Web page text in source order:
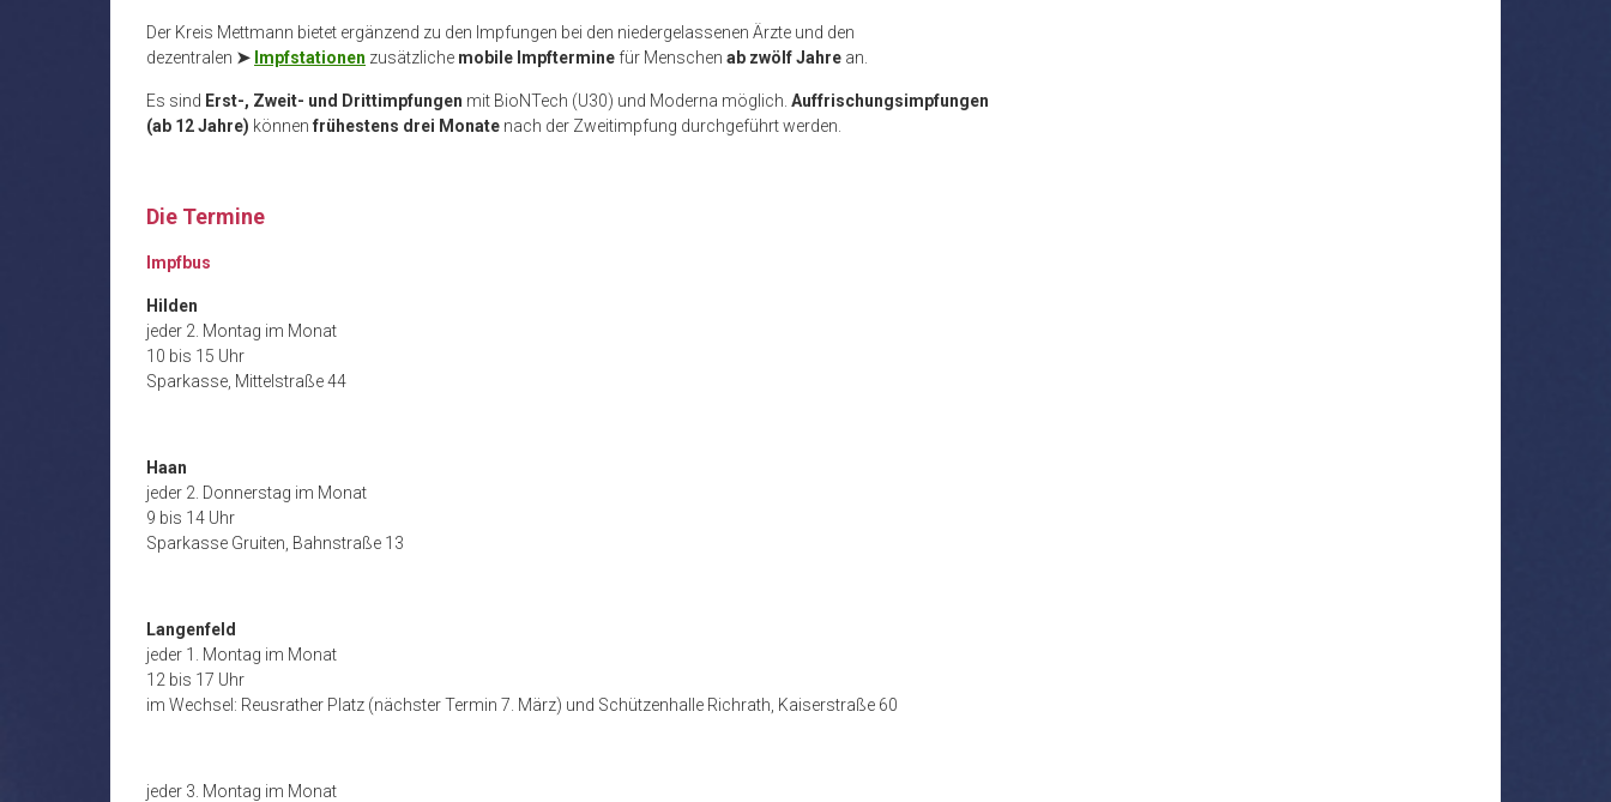
Der Kreis Mettmann bietet ergänzend zu den Impfungen bei den niedergelassenen Ärzte und den
dezentralen ➤ Impfstationen zusätzliche mobile Impftermine für Menschen ab zwölf Jahre an.
Es sind Erst-, Zweit- und Drittimpfungen mit BioNTech (U30) und Moderna möglich. Auffrischungsimpfungen
(ab 12 Jahre) können frühestens drei Monate nach der Zweitimpfung durchgeführt werden.
Die Termine
Impfbus
Hilden
jeder 2. Montag im Monat
10 bis 15 Uhr
Sparkasse, Mittelstraße 44
Haan
jeder 2. Donnerstag im Monat
9 bis 14 Uhr
Sparkasse Gruiten, Bahnstraße 13
Langenfeld
jeder 1. Montag im Monat
12 bis 17 Uhr
im Wechsel: Reusrather Platz (nächster Termin 7. März) und Schützenhalle Richrath, Kaiserstraße 60
jeder 3. Montag im Monat